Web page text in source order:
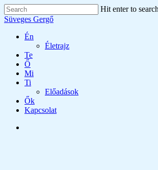
Skip
to
content
Hit enter to
Close
Süveges Gergő
search
Menu
Én
Életrajz
Te
Ő
Mi
Ti
Előadások
Ők
Kapcsolat